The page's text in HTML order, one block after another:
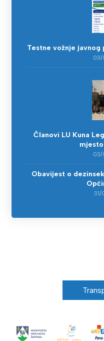
Testne vožnje
03/
Članovi LU Kuna
03/
Obavijest o
31/